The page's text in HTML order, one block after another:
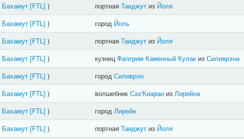
Бахамут [FTL] ) портная Таиджутиз Йоля
Бахамут [FTL] ) город Йоль
Бахамут [FTL] ) портная Таиджутиз Йоля
Бахамут [FTL] ) кузнец Фалгрим Каменный Кулакиз Силиврэна
Бахамут [FTL] ) город Силиврэн
Бахамут [FTL] ) волшебник Сах'Киараниз Лирейна
Бахамут [FTL] ) город Лирейн
Бахамут [FTL] ) портная Таиджутиз Йоля